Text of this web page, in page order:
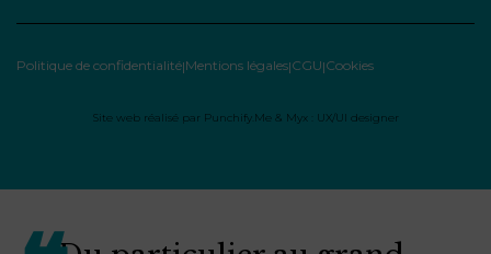
Politique de confidentialité Mentions légales CGU Cookies
Site web réalisé par Punchify.Me & Myx : UX/UI designer